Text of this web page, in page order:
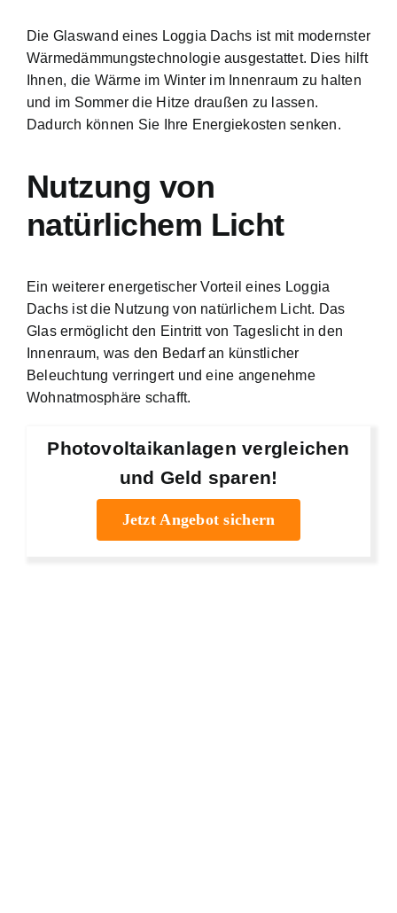
Die Glaswand eines Loggia Dachs ist mit modernster
Wärmedämmungstechnologie ausgestattet. Dies hilft
Ihnen, die Wärme im Winter im Innenraum zu halten
und im Sommer die Hitze draußen zu lassen.
Dadurch können Sie Ihre Energiekosten senken.
Nutzung von
natürlichem Licht
Ein weiterer energetischer Vorteil eines Loggia
Dachs ist die Nutzung von natürlichem Licht. Das
Glas ermöglicht den Eintritt von Tageslicht in den
Innenraum, was den Bedarf an künstlicher
Beleuchtung verringert und eine angenehme
Wohnatmosphäre schafft.
Photovoltaikanlagen vergleichen
und Geld sparen!
Jetzt Angebot sichern